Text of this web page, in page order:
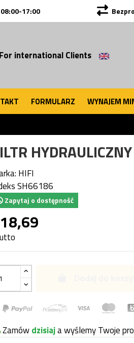
08:00-17:00
For international Clients
FORMULARZ WYNAJEM
HIFI
SH66186
Zapytaj o dostępność
Zamówdzisiaja wyślemy Twoje